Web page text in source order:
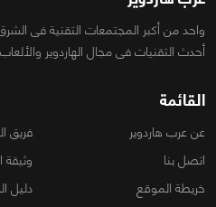
واحد من أكبر المجتمعات التقنية فى
أحدث التقنيات فى مجال الهاردوير
القائمة
عن عرب هاردوير
فريق
اتصل بنا
خريطة الموقع
دليل